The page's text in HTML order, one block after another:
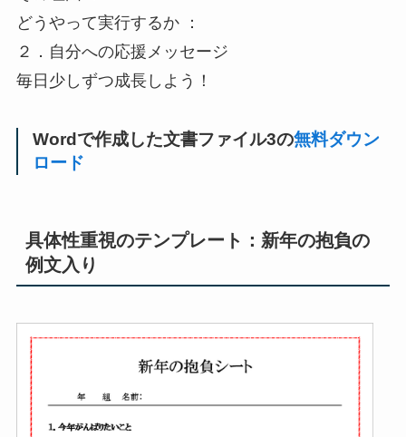
どうやって実行するか ：
２．自分への応援メッセージ
毎日少しずつ成長しよう！
Wordで作成した文書ファイル3の無料ダウン
ロード
具体性重視のテンプレート：新年の抱負の
例文入り